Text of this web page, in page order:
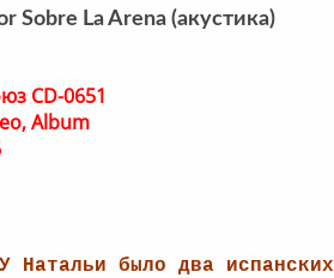
Sobre La Arena (акустика)
CD-0651
Album
У Натальи было два